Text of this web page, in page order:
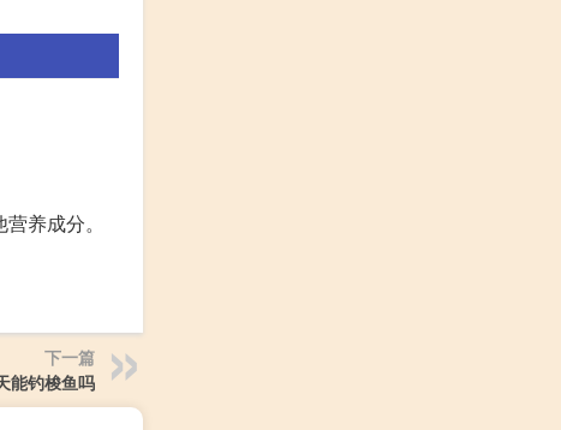
养成分。
下一篇
能钓梭鱼吗